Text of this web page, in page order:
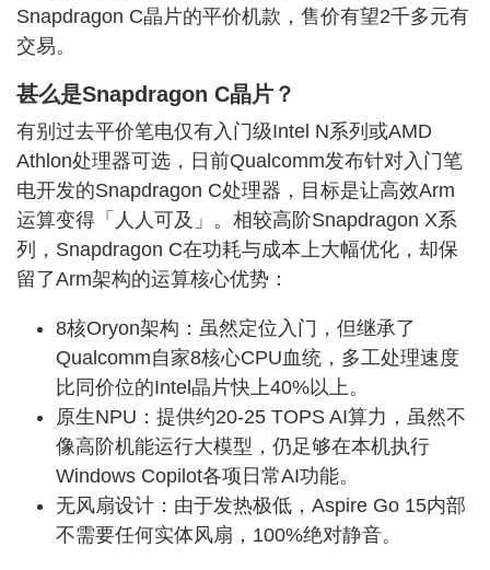
Snapdragon C晶片的平价机款，售价有望2千多元有
交易。
甚么是Snapdragon C晶片？
有别过去平价笔电仅有入门级Intel N系列或AMD
Athlon处理器可选，日前Qualcomm发布针对入门笔
电开发的Snapdragon C处理器，目标是让高效Arm
运算变得「人人可及」。相较高阶Snapdragon X系
列，Snapdragon C在功耗与成本上大幅优化，却保
留了Arm架构的运算核心优势：
8核Oryon架构：虽然定位入门，但继承了
Qualcomm自家8核心CPU血统，多工处理速度
比同价位的Intel晶片快上40%以上。
原生NPU：提供约20-25 TOPS AI算力，虽然不
像高阶机能运行大模型，仍足够在本机执行
Windows Copilot各项日常AI功能。
无风扇设计：由于发热极低，Aspire Go 15内部
不需要任何实体风扇，100%绝对静音。